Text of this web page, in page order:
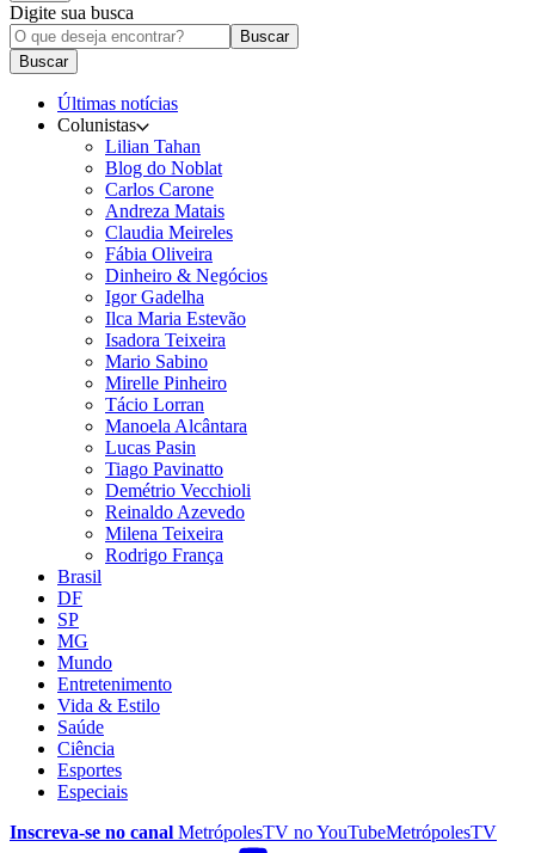
Digite sua busca
Buscar
Buscar
Últimas notícias
Colunistas
Lilian Tahan
Blog do Noblat
Carlos Carone
Andreza Matais
Claudia Meireles
Fábia Oliveira
Dinheiro & Negócios
Igor Gadelha
Ilca Maria Estevão
Isadora Teixeira
Mario Sabino
Mirelle Pinheiro
Tácio Lorran
Manoela Alcântara
Lucas Pasin
Tiago Pavinatto
Demétrio Vecchioli
Reinaldo Azevedo
Milena Teixeira
Rodrigo França
Brasil
DF
SP
MG
Mundo
Entretenimento
Vida & Estilo
Saúde
Ciência
Esportes
Especiais
Inscreva-se no canal MetrópolesTV noYouTubeMetrópolesTV